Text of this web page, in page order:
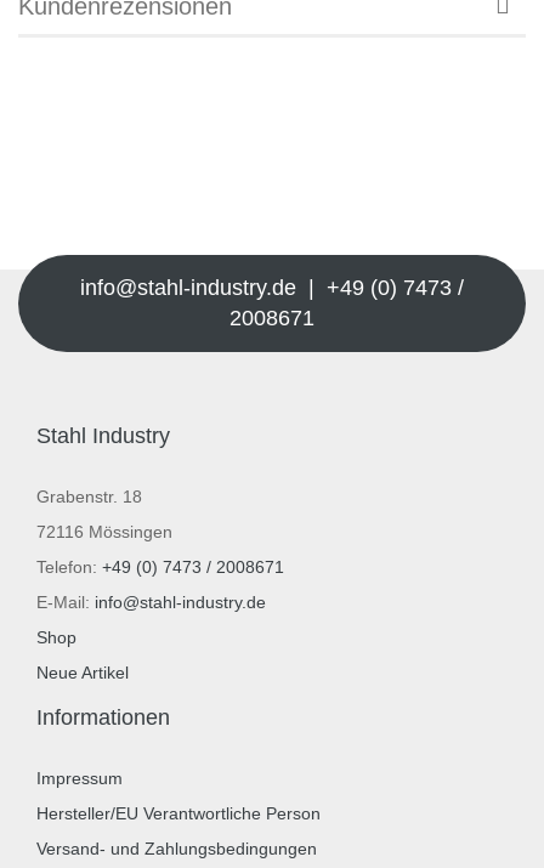
Kundenrezensionen
info@stahl-industry.de | +49 (0) 7473 /
2008671
Stahl Industry
Grabenstr. 18
72116 Mössingen
Telefon: +49 (0) 7473 / 2008671
E-Mail: info@stahl-industry.de
Shop
Neue Artikel
Informationen
Impressum
Hersteller/EU Verantwortliche Person
Versand- und Zahlungsbedingungen